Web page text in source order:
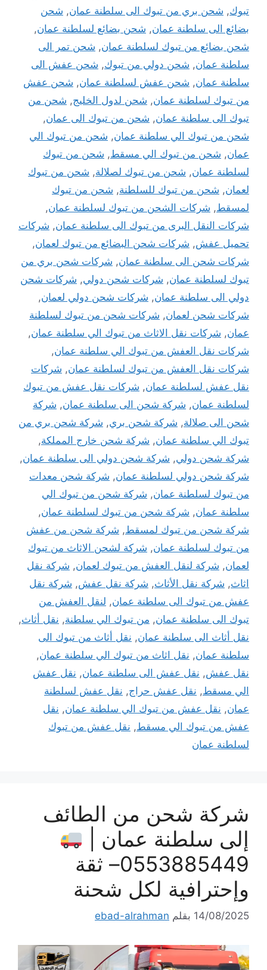
تبوك, شحن بري من تبوك الى سلطنة عمان, شحن
بضائع الى سلطنة عمان, شحن بضائع لسلطنة عمان,
شحن بضائع من تبوك لسلطنة عمان, شحن تمر الى
سلطنة عمان, شحن دولي من تبوك, شحن عفش الى
سلطنة عمان, شحن عفش لسلطنة عمان, شحن عفش
من تبوك لسلطنة عمان, شحن لدول الخليج, شحن من
تبوك الى سلطنة عمان, شحن من تبوك الى عمان,
شحن من تبوك الي سلطنة عمان, شحن من تبوك الي
عمان, شحن من تبوك الي مسقط, شحن من تبوك
لسلطنة عمان, شحن من تبوك لصلالة, شحن من تبوك
لعمان, شحن من تبوك للسلطنة, شحن من تبوك
لمسقط, شركات الشحن من تبوك لسلطنة عمان,
شركات النقل البرى من تبوك الى سلطنة عمان, شركات
تحميل عفش, شركات شحن البضائع من تبوك لعمان,
شركات شحن الى سلطنة عمان, شركات شحن بري من
تبوك لسلطنة عمان, شركات شحن دولي, شركات شحن
دولي الى سلطنة عمان, شركات شحن دولي لعمان,
شركات شحن لعمان, شركات شحن من تبوك لسلطنة
عمان, شركات نقل الاثاث من تبوك الي سلطنة عمان,
شركات نقل العفش من تبوك الي سلطنة عمان,
شركات نقل العفش من تبوك لسلطنة عمان, شركات
نقل عفش لسلطنة عمان, شركات نقل عفش من تبوك
لسلطنة عمان, شركة شحن الى سلطنة عمان, شركة
شحن الى صلالة, شركة شحن بري, شركة شحن بري من
تبوك الي سلطنة عمان, شركة شحن خارج المملكة,
شركة شحن دولي, شركة شحن دولي الى سلطنة عمان,
شركة شحن دولي لسلطنة عمان, شركة شحن معدات
من تبوك لسلطنة عمان, شركة شحن من تبوك الي
سلطنة عمان, شركة شحن من تبوك لسلطنة عمان,
شركة شحن من تبوك لمسقط, شركة شحن من عفش
من تبوك لسلطنة عمان, شركة لشحن الاثاث من تبوك
لعمان, شركة لنقل العفش من تبوك لعمان, شركة نقل
اثاث, شركة نقل الأثاث, شركة نقل عفش, شركة نقل
عفش من تبوك الى سلطنة عمان, لنقل العفش من
تبوك الى سلطنة عمان, من تبوك الي سلطنة, نقل أثاث,
نقل أثاث الى سلطنة عمان, نقل أثاث من تبوك الى
سلطنة عمان, نقل اثاث من تبوك الي سلطنة عمان,
نقل عفش, نقل عفش الى سلطنة عمان, نقل عفش
الي مسقط, نقل عفش حراج, نقل عفش لسلطنة
عمان, نقل عفش من تبوك الي سلطنة عمان, نقل
عفش من تبوك الي مسقط, نقل عفش من تبوك
لسلطنة عمان
شركة شحن من الطائف
إلى سلطنة عمان |
0553885449– ثقة
وإحترافية لكل شحنة
14/08/2025 بقلم ebad-alrahman